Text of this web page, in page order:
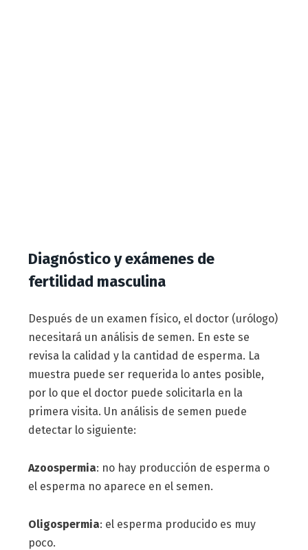
Diagnóstico y exámenes de
fertilidad masculina
Después de un examen físico, el doctor (urólogo)
necesitará un análisis de semen. En este se
revisa la calidad y la cantidad de esperma. La
muestra puede ser requerida lo antes posible,
por lo que el doctor puede solicitarla en la
primera visita. Un análisis de semen puede
detectar lo siguiente:
Azoospermia: no hay producción de esperma o
el esperma no aparece en el semen.
Oligospermia: el esperma producido es muy
poco.